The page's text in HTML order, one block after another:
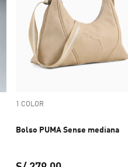
1 COLOR
Bolso PUMA Sense mediana